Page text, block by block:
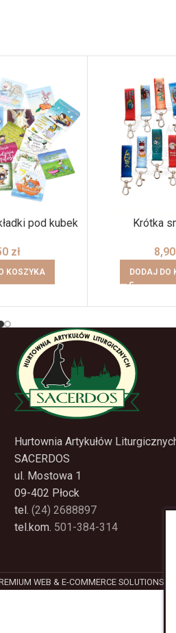
pod kubek
zł
KOSZYKA
Krótka
8,90
DODAJ DO
Hurtownia Artykułów
SACERDOS
ul. Mostowa 1
09-402 Płock
tel. (24) 2688897
tel.kom. 501-384-314
WEB & E-COMMERCE SOLUTIONS.